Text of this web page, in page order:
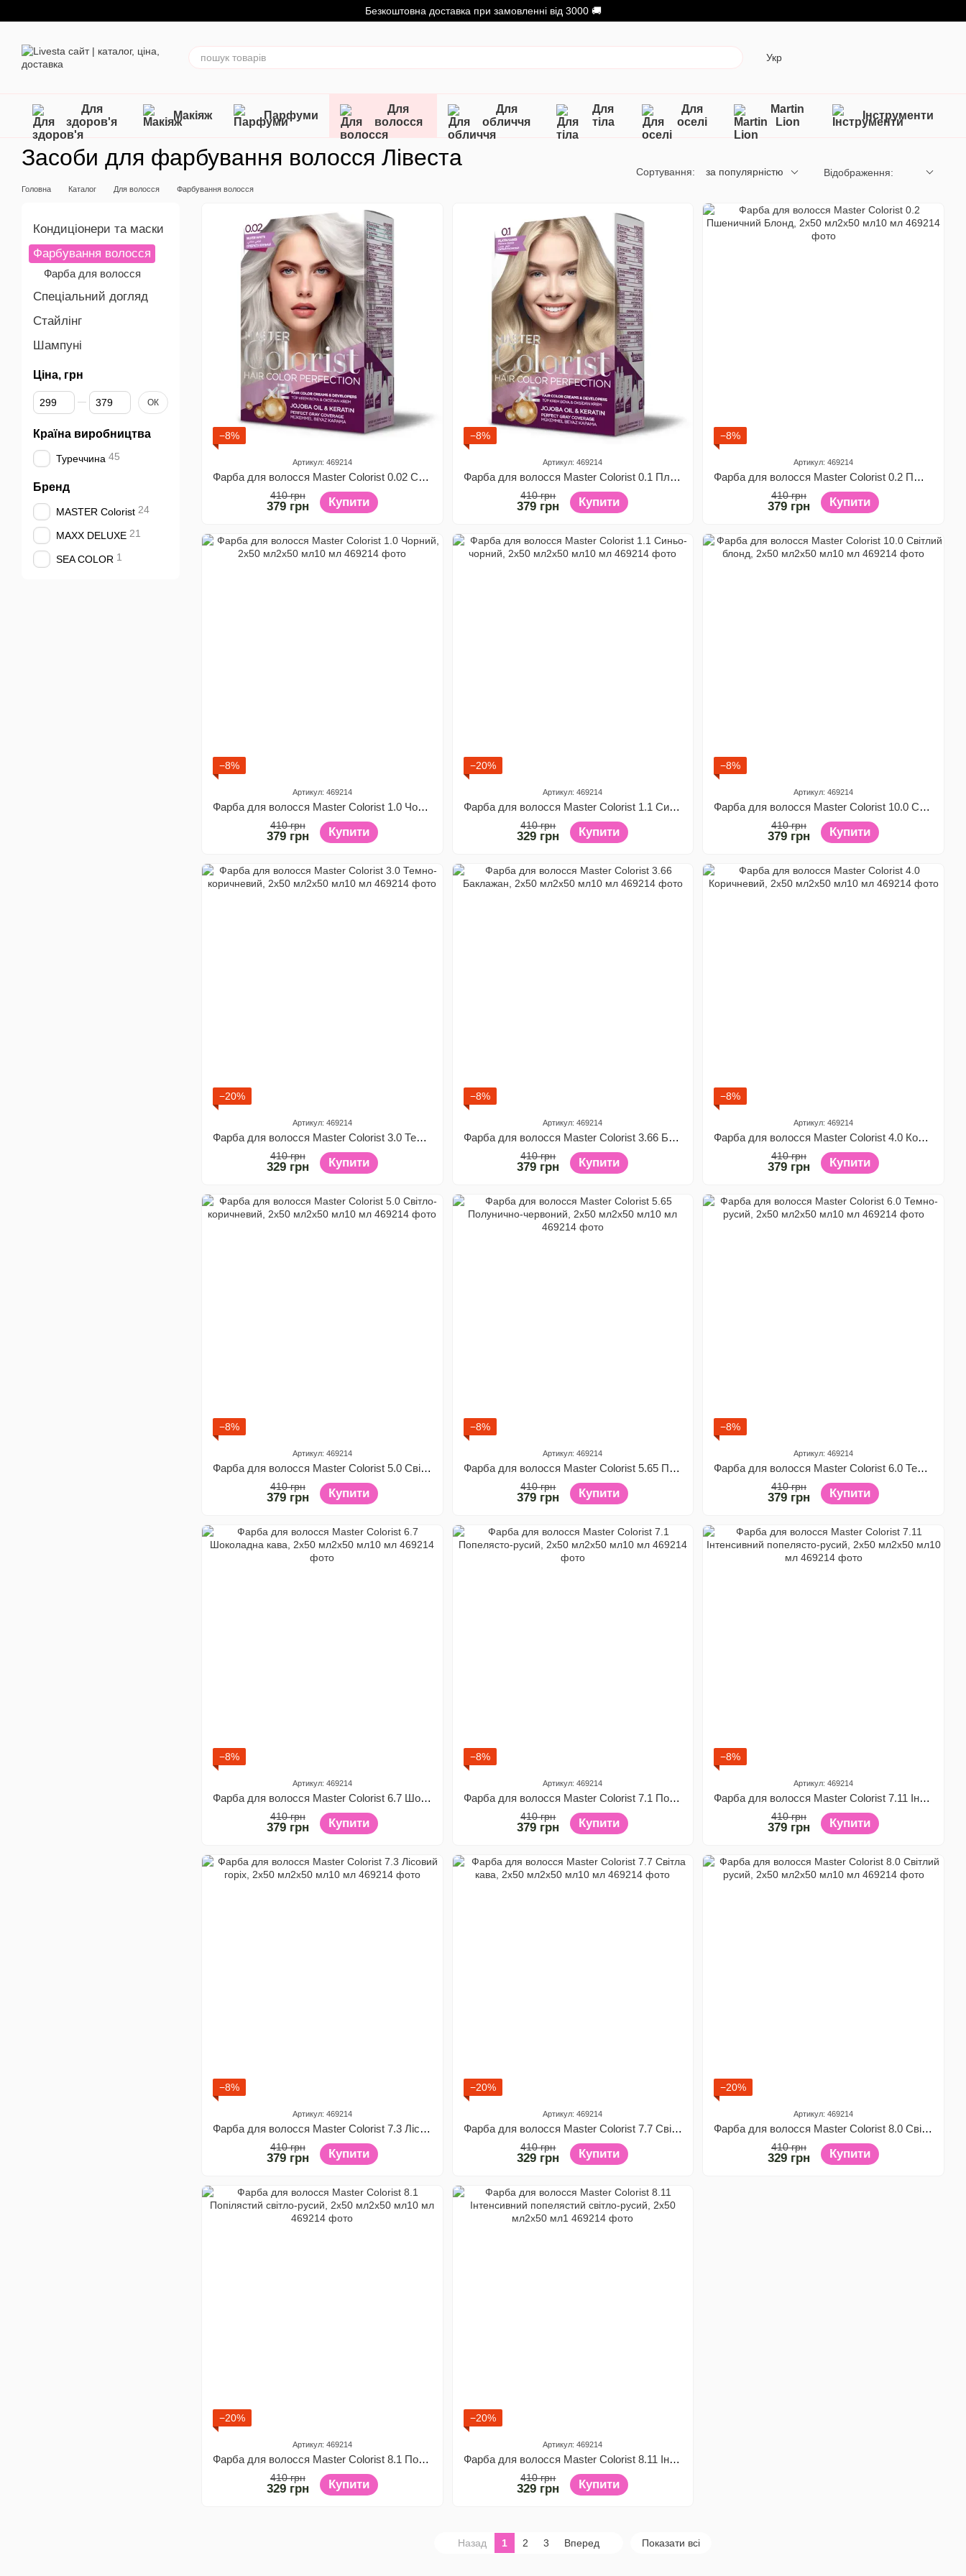
Безкоштовна доставка при замовленні від 3000 🚚
Укр
Для
здоров'я
Макіяж Парфуми
Для
волосся
Для
обличчя
Для
тіла
Для
оселі
Martin
Lion
Інструменти
Засоби для фарбування волосся Лівеста
Головна Каталог Для волосся Фарбування волосся
Сортування: за популярністю Відображення:
−8%
Артикул: 469214
Фарба для волосся Master Colorist 0.02 Сріблясто-попелястий, 2x50 мл2x50 мл10 мл
410 грн
379 грн Купити
−8%
Артикул: 469214
Фарба для волосся Master Colorist 0.1 Платиновий Блонд, 2x50 мл2x50 мл10 мл
410 грн
379 грн Купити
−8%
Артикул: 469214
Фарба для волосся Master Colorist 0.2 Пшеничний Блонд, 2x50 мл2x50 мл10 мл
410 грн
379 грн Купити
−8%
Артикул: 469214
Фарба для волосся Master Colorist 1.0 Чорний, 2x50 мл2x50 мл10 мл
410 грн
379 грн Купити
−20%
Артикул: 469214
Фарба для волосся Master Colorist 1.1 Синьо-чорний, 2x50 мл2x50 мл10 мл
410 грн
329 грн Купити
−8%
Артикул: 469214
Фарба для волосся Master Colorist 10.0 Світлий блонд, 2x50 мл2x50 мл10 мл
410 грн
379 грн Купити
−20%
Артикул: 469214
Фарба для волосся Master Colorist 3.0 Темно-коричневий, 2x50 мл2x50 мл10 мл
410 грн
329 грн Купити
−8%
Артикул: 469214
Фарба для волосся Master Colorist 3.66 Баклажан, 2x50 мл2x50 мл10 мл
410 грн
379 грн Купити
−8%
Артикул: 469214
Фарба для волосся Master Colorist 4.0 Коричневий, 2x50 мл2x50 мл10 мл
410 грн
379 грн Купити
−8%
Артикул: 469214
Фарба для волосся Master Colorist 5.0 Світло-коричневий, 2x50 мл2x50 мл10 мл
410 грн
379 грн Купити
−8%
Артикул: 469214
Фарба для волосся Master Colorist 5.65 Полунично-червоний, 2x50 мл2x50 мл10 мл
410 грн
379 грн Купити
−8%
Артикул: 469214
Фарба для волосся Master Colorist 6.0 Темно-русий, 2x50 мл2x50 мл10 мл
410 грн
379 грн Купити
−8%
Артикул: 469214
Фарба для волосся Master Colorist 6.7 Шоколадна кава, 2x50 мл2x50 мл10 мл
410 грн
379 грн Купити
−8%
Артикул: 469214
Фарба для волосся Master Colorist 7.1 Попелясто-русий, 2x50 мл2x50 мл10 мл
410 грн
379 грн Купити
−8%
Артикул: 469214
Фарба для волосся Master Colorist 7.11 Інтенсивний попелясто-русий, 2x50 мл2x50 мл10 мл
410 грн
379 грн Купити
−8%
Артикул: 469214
Фарба для волосся Master Colorist 7.3 Лісовий горіх, 2x50 мл2x50 мл10 мл
410 грн
379 грн Купити
−20%
Артикул: 469214
Фарба для волосся Master Colorist 7.7 Світла кава, 2x50 мл2x50 мл10 мл
410 грн
329 грн Купити
−20%
Артикул: 469214
Фарба для волосся Master Colorist 8.0 Світлий русий, 2x50 мл2x50 мл10 мл
410 грн
329 грн Купити
−20%
Артикул: 469214
Фарба для волосся Master Colorist 8.1 Попілястий світло-русий, 2x50 мл2x50 мл10 мл
410 грн
329 грн Купити
−20%
Артикул: 469214
Фарба для волосся Master Colorist 8.11 Інтенсивний попелястий світло-русий, 2x50 мл2x50 мл1
410 грн
329 грн Купити
Назад 1 2 3 Вперед Показати всі
Кондиціонери та маски
Фарбування волосся
Фарба для волосся
Спеціальний догляд
Стайлінг
Шампуні
Ціна, грн
Від Ціна, грн
До Ціна, грн ОК
Країна виробництва
Туреччина 45
Бренд
MASTER Colorist 24
MAXX DELUXE 21
SEA COLOR 1